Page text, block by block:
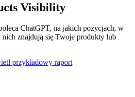
Visibility
ChatGPT, na jakich pozycjach, w
znajdują się Twoje produkty lub
przykładowy raport